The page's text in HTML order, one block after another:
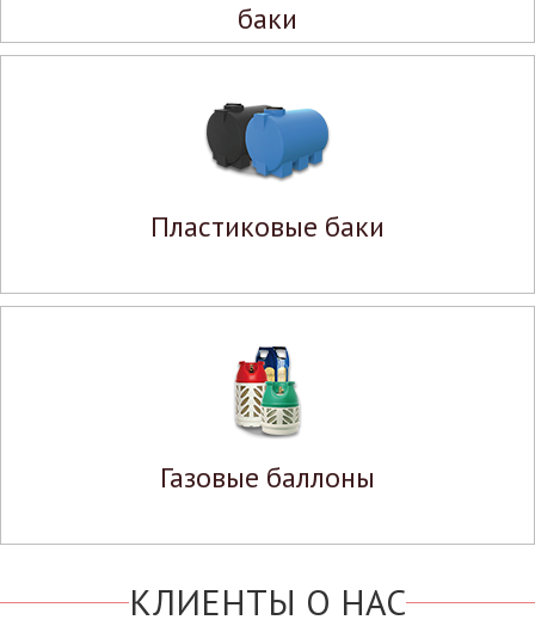
баки
Пластиковые баки
Газовые баллоны
КЛИЕНТЫ О НАС